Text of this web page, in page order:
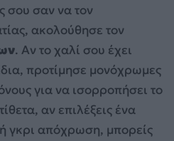
σου σαν να τον
ακολούθησε τον
. Αν το χαλί σου έχει
προτίμησε μονόχρωμες
για να ισορροπήσει το
αν επιλέξεις ένα
γκρι απόχρωση, μπορείς